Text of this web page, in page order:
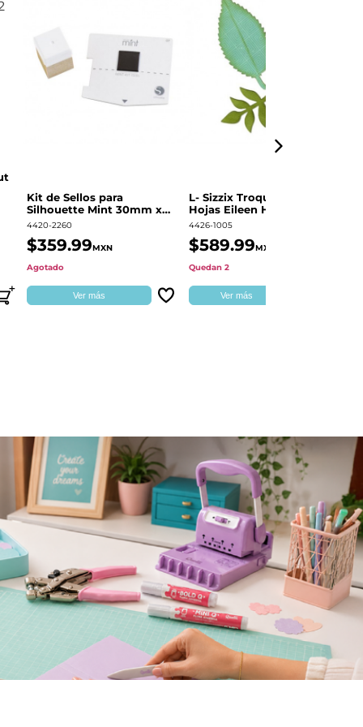
Kit de Sellos para
Silhouette Mint 30mm x
60mm
4420-2260
$359.99MXN
Agotado
Ver más
L- Sizzix Troquel Grueso
Hojas Eileen Hull | 661111
4426-1005
$589.99MXN
Quedan 2
Ver más